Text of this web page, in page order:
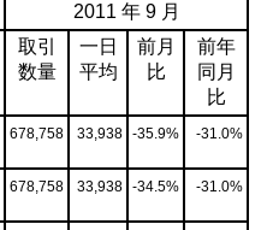
2011 年 9 月
取引
数量
一日
平均
前月
比
前年
同月
比
678,758 33,938 -35.9% -31.0%
678,758 33,938 -34.5% -31.0%